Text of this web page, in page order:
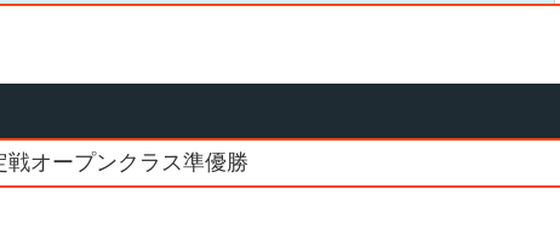
戦オープンクラス準優勝